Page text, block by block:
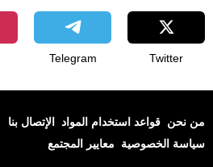
Twitter
Telegram
من نحن قواعد استخدام المواد
الإتصال بنا
سياسة الخصوصية
معايير المجتمع